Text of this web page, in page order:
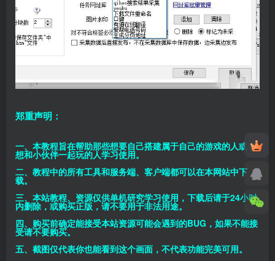
郑重声明：
一、本教程旨在帮助那些想要自己搭建属于自己的游戏的人或者
想和小伙伴一起玩的人学习使用。
二、教程中的所有工具和服务端、客户端都可以在本网站中下
载。
三、本站教程、资源仅供单机研究学习使用，下载后请于24小时
内删除，或购买正版，请不要用于非法用途。
四、购买前确定能接受本站资源可能会遇到的BUG，如果不能接
受请不要购买。
五、截图仅代表你也能看到这个画面，不代表功能完美可用。